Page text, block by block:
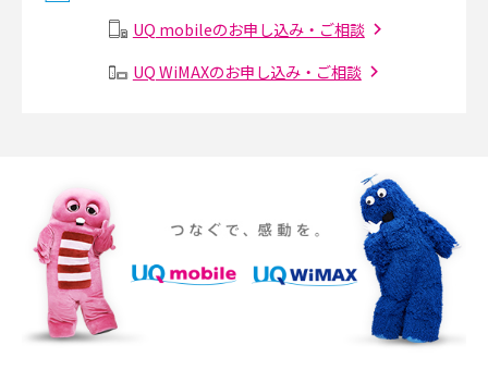
Instagram（インスタグラム）でスクショするとバレる？バレるケースや撮
iPhone 16eとiPhone SE（第3世代）の違いは？サイズやスペックを比較し
て解説
iPhone 16eとiPhone 14を徹底比較！スペック・機能の違いをわかりやすく
紹介
UQ mobileのお申し込み・ご相談
UQ WiMAXのお申し込み・ご相談